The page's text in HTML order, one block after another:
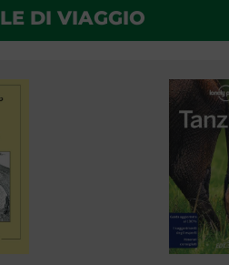
DI VIAGGIO